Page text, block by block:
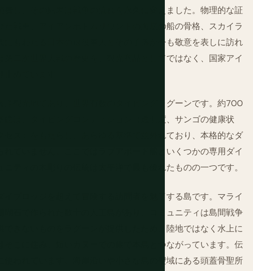
し、その結果は戦争の流れを永久に変えました。物理的な証
戦車、アイアンボトムサウンドの海底の船の骨格、スカイラ
もわたる日本の退役軍人とその子孫が今も敬意を表しに訪れ
二次世界大戦の歴史を、観光商品としてではなく、国家アイ
めています。
観光地であり、世界有数のダイビングラグーンです。約700
は、ダイビングコンディション（透明度、サンゴの健康状
ス）をもたらし、あらゆる基準で並外れており、本格的なダ
ていません。ここではラブアボード船といくつかの専用ダイ
ティの木彫りの伝統は太平洋で最も優れたものの一つです。
ブロッジを超えて冒険する訪問者を魅了する島です。マライ
石で作られた数十の人工島があり、コミュニティは島間戦争
きないものをラグーンが提供したため、陸地ではなく水上に
こに住み、短いカヌーでの旅で本島とつながっています。伝
われています。海岸沿いや小さな島の聖域にある頭蓋骨聖所